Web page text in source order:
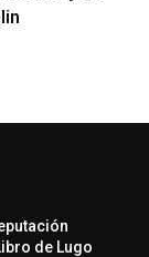
de Lugo